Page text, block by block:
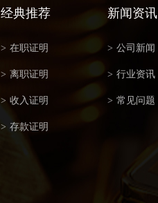
经典推荐
> 在职证明
> 离职证明
> 收入证明
> 存款证明
新闻资讯
> 公司新闻
> 行业资讯
> 常见问题